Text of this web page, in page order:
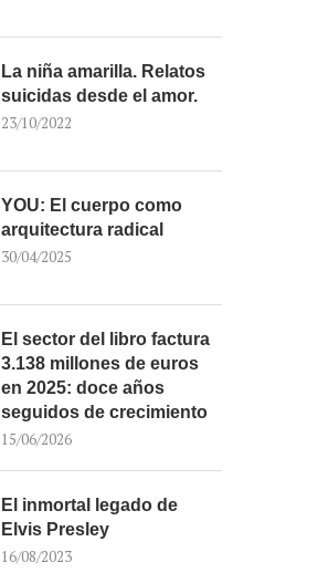
La niña amarilla. Relatos
suicidas desde el amor.
23/10/2022
YOU: El cuerpo como
arquitectura radical
30/04/2025
El sector del libro factura
3.138 millones de euros
en 2025: doce años
seguidos de crecimiento
15/06/2026
El inmortal legado de
Elvis Presley
16/08/2023